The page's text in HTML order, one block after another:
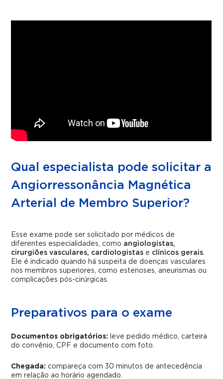
Qual especialista pode solicitar a
Angiorressonância Magnética
Arterial de Membro Superior?
Esse exame pode ser solicitado por médicos de
diferentes especialidades, como angiologistas,
cirurgiões vasculares, cardiologistas e clínicos gerais.
Ele é indicado quando há suspeita de doenças vasculares
nos membros superiores, como estenoses, aneurismas ou
complicações pós-cirúrgicas.
Preparativos para o exame
Documentos obrigatórios:
leve pedido médico, carteira
do convênio, CPF e documento com foto.
Chegada: compareça com 30 minutos de antecedência
em relação ao horário agendado.